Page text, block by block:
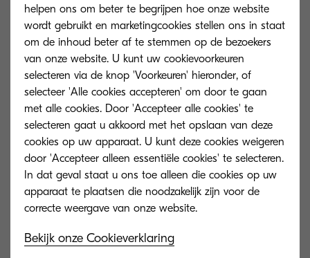
essentieel. Het bedrijfsleven profiteert al van deze
nieuwe gereedschappen en resources om de
kosten te verlagen en de winst te verhogen.
Overheden zijn altijd terughoudend geweest om
hierin te investeren, waardoor ze een achterstand
hebben opgelopen. Dat terwijl deze instanties
meer dan ooit onder druk staan om efficiënt te
werken – de situatie moet dus veranderen.
Plannen voor digitale transformatie verdienen
zichzelf overduidelijk terug en er zijn talloze
voorbeelden van organisaties die zo'n plan met
veel succes hebben uitgevoerd. Dit is dus het
helpen ons om beter te begrijpen hoe onze website
wordt gebruikt en marketingcookies stellen ons in staat
om de inhoud beter af te stemmen op de bezoekers
van onze website. U kunt uw cookievoorkeuren
selecteren via de knop 'Voorkeuren' hieronder, of
selecteer 'Alle cookies accepteren' om door te gaan
met alle cookies. Door 'Accepteer alle cookies' te
selecteren gaat u akkoord met het opslaan van deze
cookies op uw apparaat. U kunt deze cookies weigeren
door 'Accepteer alleen essentiële cookies' te selecteren.
In dat geval staat u ons toe alleen die cookies op uw
apparaat te plaatsen die noodzakelijk zijn voor de
Bekijk onze Cookieverklaring